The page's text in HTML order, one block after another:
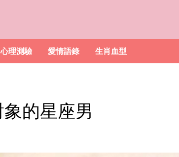
心理測驗 愛情語錄 生肖血型
的星座男